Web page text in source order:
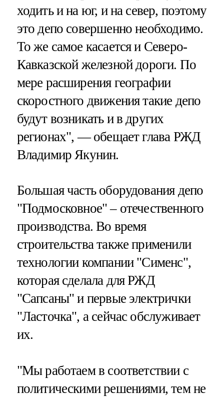
ходить и на юг, и на север, поэтому
это депо совершенно необходимо.
То же самое касается и Северо-
Кавказской железной дороги. По
мере расширения географии
скоростного движения такие депо
будут возникать и в других
регионах", — обещает глава РЖД
Владимир Якунин.
Большая часть оборудования депо
"Подмосковное" – отечественного
производства. Во время
строительства также применили
технологии компании "Сименс",
которая сделала для РЖД
"Сапсаны" и первые электрички
"Ласточка", а сейчас обслуживает
их.
"Мы работаем в соответствии с
политическими решениями, тем не